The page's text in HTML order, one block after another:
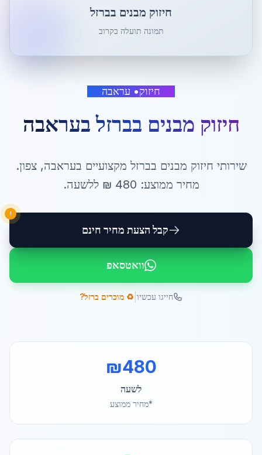
חיזוק• עראבה
חיזוק מבנים בברזלבעראבה
שירותי חיזוק מבנים בברזל מקצועיים בעראבה,צפון.
מחיר ממוצע: 480 ₪ ללשעה.
קבל הצעת מחיר חינם
!
וואטסאפ
חייגו עכשיו ♻️ מוכרים ברזל?
חיזוק מבנים בברזל
תמונה תועלה בקרוב
₪480
לשעה
*מחיר ממוצע